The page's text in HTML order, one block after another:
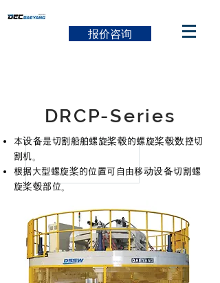
报价咨询
DRCP-Series
本设备是切割船舶螺旋桨毂的螺旋桨毂数控切
割机。
根据大型螺旋桨的位置可自由移动设备切割螺
旋桨毂部位。